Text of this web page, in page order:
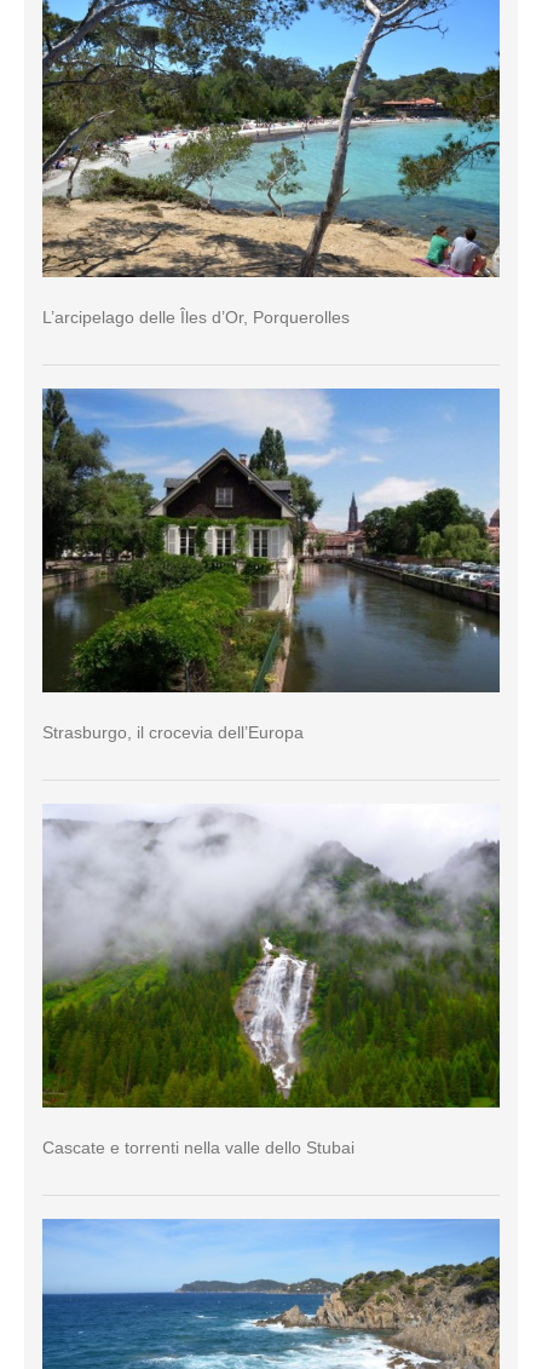
L’arcipelago delle Îles d’Or, Porquerolles
Strasburgo, il crocevia dell’Europa
Cascate e torrenti nella valle dello Stubai